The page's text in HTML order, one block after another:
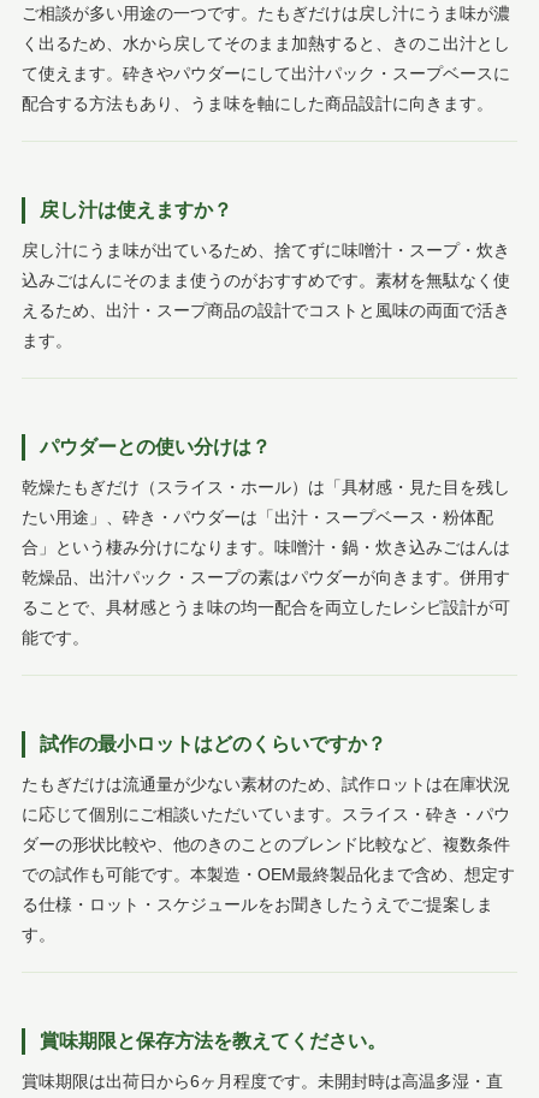
ご相談が多い用途の一つです。たもぎだけは戻し汁にうま味が濃
く出るため、水から戻してそのまま加熱すると、きのこ出汁とし
て使えます。砕きやパウダーにして出汁パック・スープベースに
配合する方法もあり、うま味を軸にした商品設計に向きます。
戻し汁は使えますか？
戻し汁にうま味が出ているため、捨てずに味噌汁・スープ・炊き
込みごはんにそのまま使うのがおすすめです。素材を無駄なく使
えるため、出汁・スープ商品の設計でコストと風味の両面で活き
ます。
パウダーとの使い分けは？
乾燥たもぎだけ（スライス・ホール）は「具材感・見た目を残し
たい用途」、砕き・パウダーは「出汁・スープベース・粉体配
合」という棲み分けになります。味噌汁・鍋・炊き込みごはんは
乾燥品、出汁パック・スープの素はパウダーが向きます。併用す
ることで、具材感とうま味の均一配合を両立したレシピ設計が可
能です。
試作の最小ロットはどのくらいですか？
たもぎだけは流通量が少ない素材のため、試作ロットは在庫状況
に応じて個別にご相談いただいています。スライス・砕き・パウ
ダーの形状比較や、他のきのことのブレンド比較など、複数条件
での試作も可能です。本製造・OEM最終製品化まで含め、想定す
る仕様・ロット・スケジュールをお聞きしたうえでご提案しま
す。
賞味期限と保存方法を教えてください。
賞味期限は出荷日から6ヶ月程度です。未開封時は高温多湿・直